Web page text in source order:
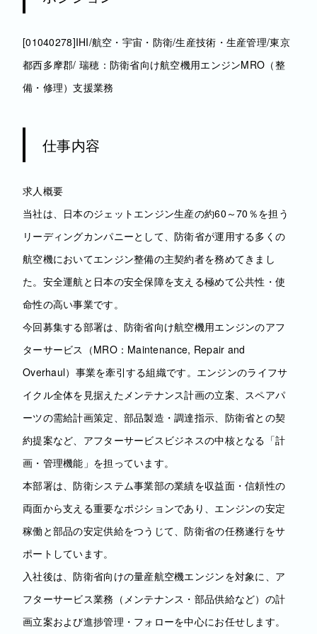
[01040278]IHI/航空・宇宙・防衛/生産技術・生産管理/東京
都西多摩郡/ 瑞穂：防衛省向け航空機用エンジンMRO（整
備・修理）支援業務
仕事内容
求人概要
当社は、日本のジェットエンジン生産の約60～70％を担う
リーディングカンパニーとして、防衛省が運用する多くの
航空機においてエンジン整備の主契約者を務めてきまし
た。安全運航と日本の安全保障を支える極めて公共性・使
命性の高い事業です。
今回募集する部署は、防衛省向け航空機用エンジンのアフ
ターサービス（MRO：Maintenance, Repair and
Overhaul）事業を牽引する組織です。エンジンのライフサ
イクル全体を見据えたメンテナンス計画の立案、スペアパ
ーツの需給計画策定、部品製造・調達指示、防衛省との契
約提案など、アフターサービスビジネスの中核となる「計
画・管理機能」を担っています。
本部署は、防衛システム事業部の業績を収益面・信頼性の
両面から支える重要なポジションであり、エンジンの安定
稼働と部品の安定供給をつうじて、防衛省の任務遂行をサ
ポートしています。
入社後は、防衛省向けの量産航空機エンジンを対象に、ア
フターサービス業務（メンテナンス・部品供給など）の計
画立案および進捗管理・フォローを中心にお任せします。